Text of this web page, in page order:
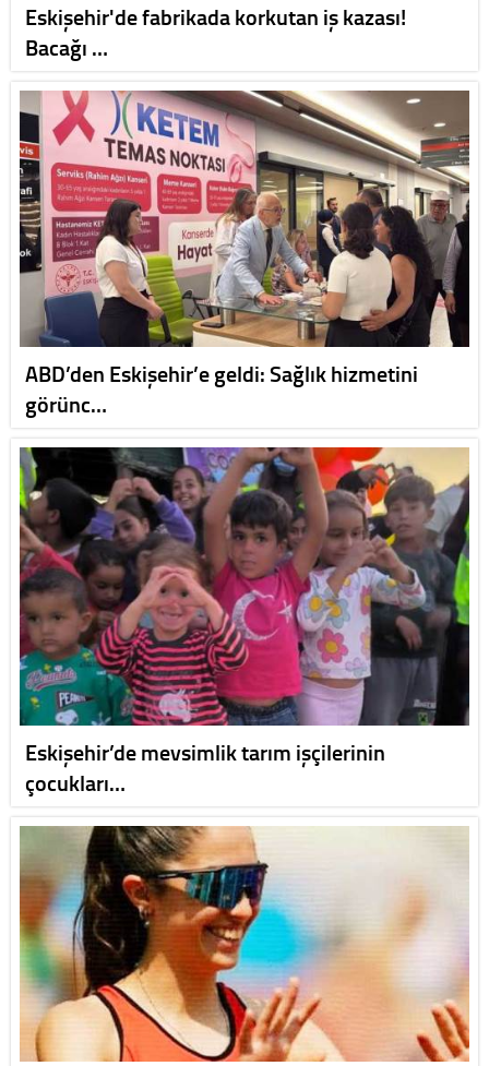
Eskişehir'de fabrikada korkutan iş kazası!
Bacağı …
ABD’den Eskişehir’e geldi: Sağlık hizmetini
görünc…
Eskişehir’de mevsimlik tarım işçilerinin
çocukları…